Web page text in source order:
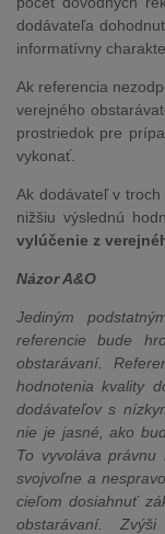
dodávateľa
informatívny
Ak referencia
verejného
prostriedok pre
vykonať.
Ak dodávateľ v
nižšiu výslednú
vylúčenie z
Názor A&O
Jediným
referencie bude
obstarávaní.
hodnotenia kvality
dodávateľov s
nie je jasné, ako
To vyvoláva
svojvoľne a
cieľom dosiahnuť
obstarávaní.